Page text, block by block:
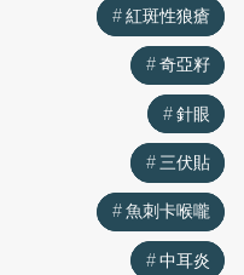
紅斑性狼瘡
奇亞籽
針眼
三伏貼
魚刺卡喉嚨
中耳炎
紅斑性狼瘡
奇亞籽
針眼
三伏貼
魚刺卡喉嚨
中耳炎